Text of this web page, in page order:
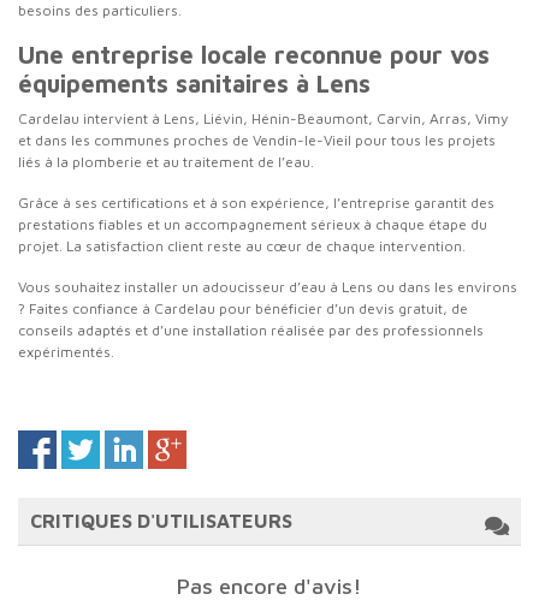
besoins des particuliers.
Une entreprise locale reconnue pour vos
équipements sanitaires à Lens
Cardelau intervient à Lens, Liévin, Hénin-Beaumont, Carvin, Arras, Vimy
et dans les communes proches de Vendin-le-Vieil pour tous les projets
liés à la plomberie et au traitement de l’eau.
Grâce à ses certifications et à son expérience, l’entreprise garantit des
prestations fiables et un accompagnement sérieux à chaque étape du
projet. La satisfaction client reste au cœur de chaque intervention.
Vous souhaitez installer un adoucisseur d’eau à Lens ou dans les environs
? Faites confiance à Cardelau pour bénéficier d’un devis gratuit, de
conseils adaptés et d’une installation réalisée par des professionnels
expérimentés.
CRITIQUES D'UTILISATEURS
Pas encore d'avis!